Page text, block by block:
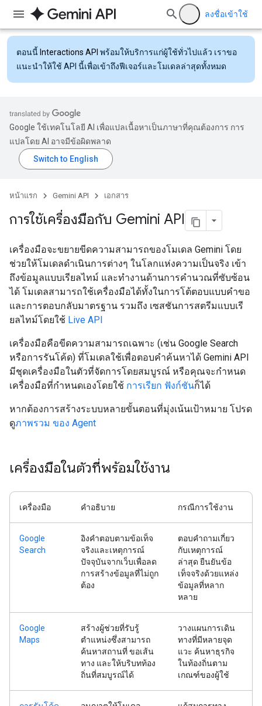
ลงชื่อเข้าใช้
ตอนนี้ Interactions API พร้อมให้บริการแก่ผู้ใช้ทั่วไปแล้ว เราขอ
แนะนำให้ใช้ API นี้เพื่อเข้าถึงฟีเจอร์และโมเดลล่าสุดทั้งหมด
Google ใช้เทคโนโลยี AI เพื่อแปลเนื้อหาเป็นภาษาที่คุณต้องการ การ
แปลโดย AI อาจมีข้อผิดพลาด
หน้าแรก Gemini API เอกสาร
การใช้เครื่องมือกับ Gemini API
เครื่องมือจะขยายขีดความสามารถของโมเดล Gemini โดย
ช่วยให้โมเดลดำเนินการต่างๆ ในโลกแห่งความเป็นจริง เข้า
ถึงข้อมูลแบบเรียลไทม์ และทำงานด้านการคำนวณที่ซับซ้อน
ได้ โมเดลสามารถใช้เครื่องมือได้ทั้งในการโต้ตอบแบบคำขอ
และการตอบกลับมาตรฐาน รวมถึง เซสชันการสตรีมแบบเรี
ยลไทม์โดยใช้ Live API
เครื่องมือคือขีดความสามารถเฉพาะ (เช่น Google Search
หรือการรันโค้ด) ที่โมเดลใช้เพื่อตอบคำค้นหาได้ Gemini API
มีชุดเครื่องมือในตัวที่จัดการโดยสมบูรณ์ หรือคุณจะกำหนด
เครื่องมือที่กำหนดเองโดยใช้ การเรียก ฟังก์ชันก็ได้
หากต้องการสร้างระบบหลายขั้นตอนที่มุ่งเน้นเป้าหมาย โปรด
ดูภาพรวม ของ Agent
เครื่องมือในตัวที่พร้อมใช้งาน
เครื่องมือ คำอธิบาย กรณีการใช้งาน
Google
Search
อิงคำตอบตามข้อเท็จ
จริงและเหตุการณ์
ปัจจุบันจากเว็บเพื่อลด
การสร้างข้อมูลที่ไม่ถูก
ต้อง
ตอบคำถามเกี่ยว
กับเหตุการณ์
ล่าสุด ยืนยันข้อ
เท็จจริงด้วยแหล่ง
ข้อมูลที่หลาก
หลาย
Google
Maps
สร้างผู้ช่วยที่รับรู้
ตำแหน่งซึ่งสามารถ
ค้นหาสถานที่ ขอเส้น
ทาง และให้บริบทท้อง
ถิ่นที่สมบูรณ์ได้
วางแผนการเดิน
ทางที่มีหลายจุด
แวะ ค้นหาธุรกิจ
ในท้องถิ่นตาม
เกณฑ์ของผู้ใช้